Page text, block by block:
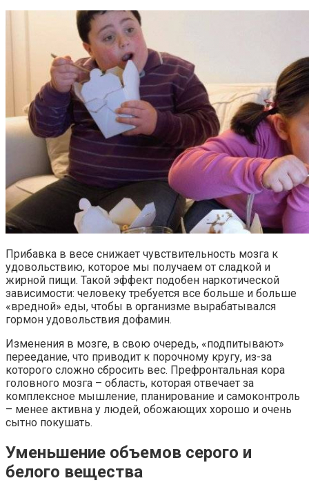
Прибавка в весе снижает чувствительность мозга к
удовольствию, которое мы получаем от сладкой и
жирной пищи. Такой эффект подобен наркотической
зависимости: человеку требуется все больше и больше
«вредной» еды, чтобы в организме вырабатывался
гормон удовольствия дофамин.
Изменения в мозге, в свою очередь, «подпитывают»
переедание, что приводит к порочному кругу, из-за
которого сложно сбросить вес. Префронтальная кора
головного мозга – область, которая отвечает за
комплексное мышление, планирование и самоконтроль
– менее активна у людей, обожающих хорошо и очень
сытно покушать.
Уменьшение объемов серого и
белого вещества